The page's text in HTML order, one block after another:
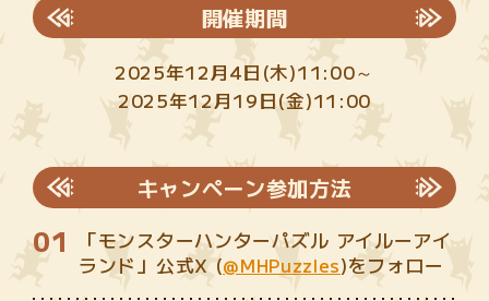
開催期間
2025年12月4日(木)11:00～
2025年12月19日(金)11:00
キャンペーン参加方法
「モンスターハンターパズル アイルーアイ
ランド」公式X (@MHPuzzles)をフォロー